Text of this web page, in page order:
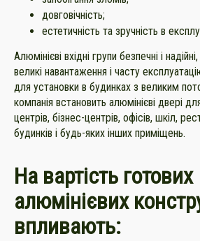
довговічність;
естетичність та зручність в
Алюмінієві вхідні групи безпечні і
великі навантаження і часту
для установки в будинках з великим
компанія встановить алюмінієві двері
центрів, бізнес-центрів, офісів, шкіл,
будинків і будь-яких інших приміщень.
На вартість готових
алюмінієвих
впливають: